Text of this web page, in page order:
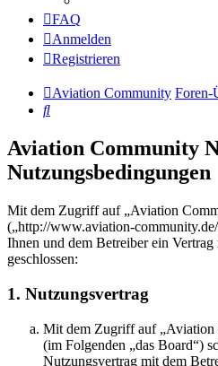
FAQ
Anmelden
Registrieren
Aviation Community Foren-
Suche
Aviation Community
Nutzungsbedingungen
Mit dem Zugriff auf „Aviation
(„http://www.aviation-
Ihnen und dem Betreiber ein
geschlossen:
1. Nutzungsvertrag
Mit dem Zugriff auf „Aviation
(im Folgenden „das Board“)
Nutzungsvertrag mit dem